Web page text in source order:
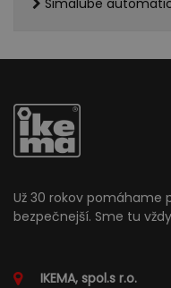
Simalube
Už 30 rokov pomáhame
bezpečnejší. Sme tu
IKEMA, spol.s r.o.